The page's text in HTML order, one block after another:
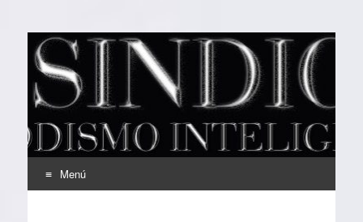
EL SINDICAL
Periodismo Inteligente
Menú